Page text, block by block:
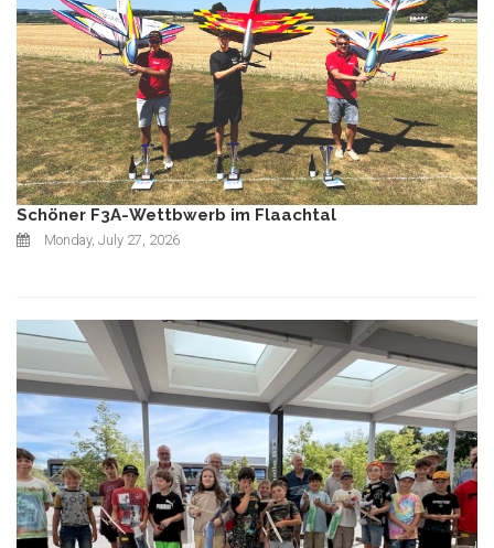
Schöner F3A-Wettbwerb im Flaachtal
Monday, July 27, 2026